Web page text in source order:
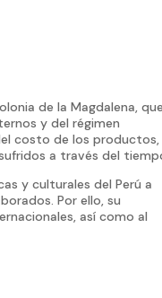
de la Magdalena,
y del régimen
costo de los productos,
a través del
y culturales del Perú a
Por ello, su
así como al